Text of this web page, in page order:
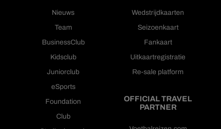
Nieuws
Team
BusinessClub
Kidsclub
Juniorclub
eSports
Foundation
Club
Wedstrijdkaarten
Seizoenkaart
Fankaart
Uitkaartregistratie
Re-sale platform
OFFICIAL TRAVEL
PARTNER